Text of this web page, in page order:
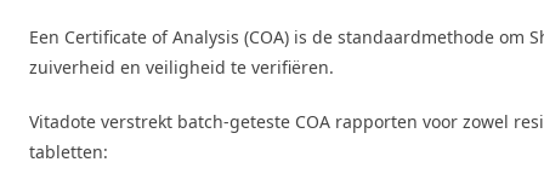
Een Certificate of Analysis (COA) is de standaardmethode om
zuiverheid en veiligheid te verifiëren.
Vitadote verstrekt batch-geteste COA rapporten voor zowel
tabletten: